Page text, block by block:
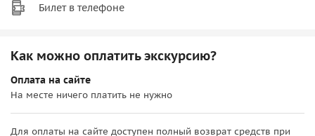
Билет в телефоне
Как можно оплатить экскурсию?
Оплата на сайте
На месте ничего платить не нужно
Для оплаты на сайте доступен полный возврат средств при